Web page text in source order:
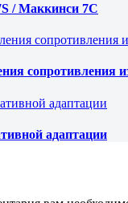
/ Маккинси 7С
сопротивления
адаптации